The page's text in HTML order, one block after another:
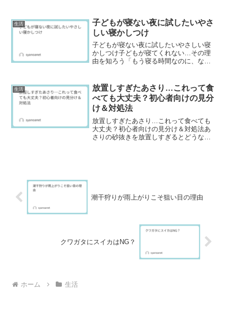
は、家庭でできるブルーベリーのドライ
フルーツ作りを「天日干し・...
生活
子どもが寝ない夜に試したいやさ
しい寝かしつけ
子どもが寝ない夜に試したいやさしい寝
かしつけ子どもが寝てくれない…その理
由を知ろう「もう寝る時間なのに、なか
実はちゃんと理由があることが多いんで
す。そもそも睡眠とは...
生活
放置しすぎたあさり…これって食
べても大丈夫？初心者向けの見分
け＆対処法
放置しすぎたあさり…これって食べても
大丈夫？初心者向けの見分け＆対処法あ
さりの砂抜きを放置しすぎるとどうな
潮干狩りが雨上がりこそ狙い目の理由
クワガタにスイカはNG？
ホーム 生活